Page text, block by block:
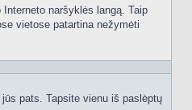
naršyklės langą. Taip
vietose patartina nežymėti
pats. Tapsite vienu iš paslėptų